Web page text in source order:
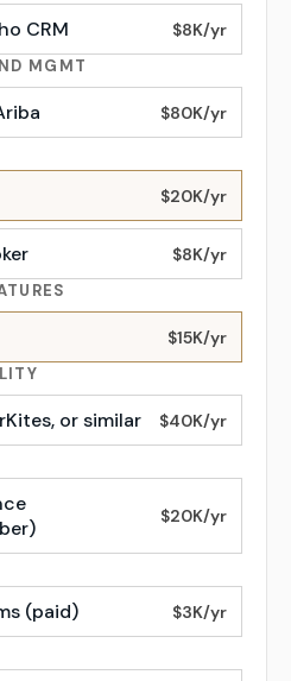
CRM $8K/yr
MGMT
$80K/yr
$20K/yr
$8K/yr
$15K/yr
or similar $40K/yr
$20K/yr
(paid) $3K/yr